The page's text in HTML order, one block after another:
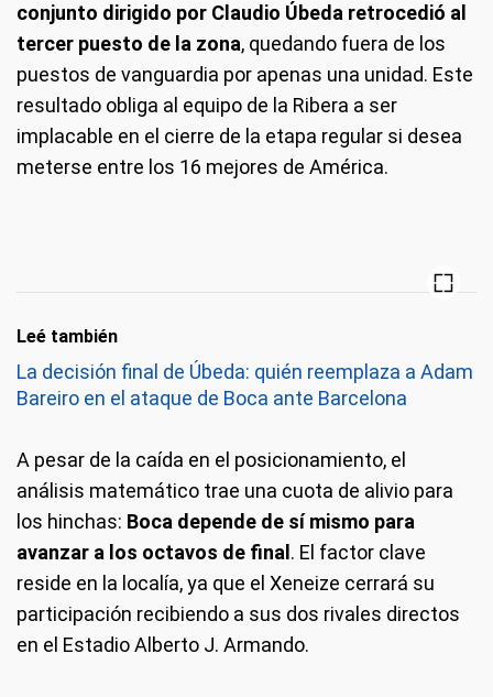
conjunto dirigido por Claudio Úbeda retrocedió al
tercer puesto de la zona, quedando fuera de los
puestos de vanguardia por apenas una unidad. Este
resultado obliga al equipo de la Ribera a ser
implacable en el cierre de la etapa regular si desea
meterse entre los 16 mejores de América.
Leé también
La decisión final de Úbeda: quién reemplaza a Adam
Bareiro en el ataque de Boca ante Barcelona
A pesar de la caída en el posicionamiento, el
análisis matemático trae una cuota de alivio para
los hinchas: Boca depende de sí mismo para
avanzar a los octavos de final . El factor clave
reside en la localía, ya que el Xeneize cerrará su
participación recibiendo a sus dos rivales directos
en el Estadio Alberto J. Armando.